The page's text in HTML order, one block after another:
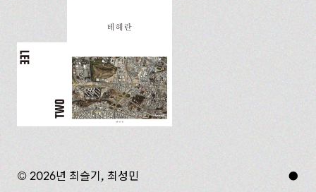
© 2026년 최슬기, 최성민 ●